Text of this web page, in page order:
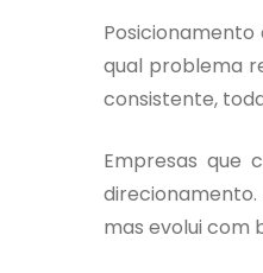
qual problema
consistente,
Empresas que
mas evolui com